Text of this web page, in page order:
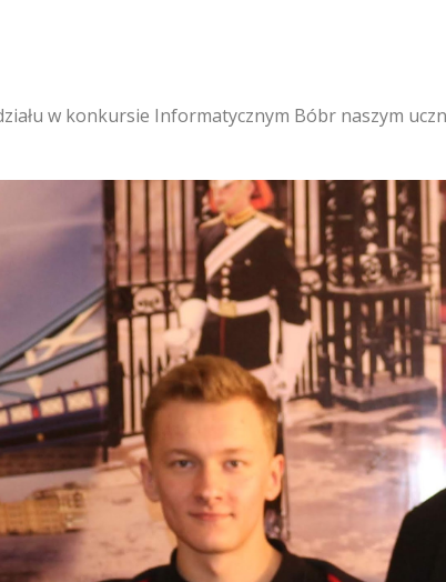
w konkursie Informatycznym Bóbr naszym